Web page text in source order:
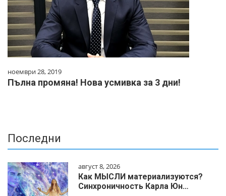
ноември 28, 2019
Пълна промяна! Нова усмивка за 3 дни!
Последни
август 8, 2026
Как МЫСЛИ материализуются?
Синхроничность Карла Юн…